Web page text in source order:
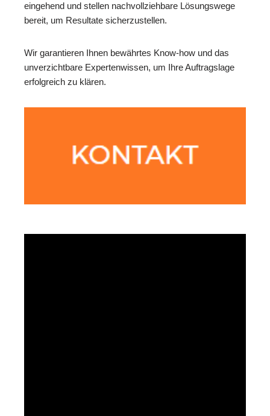
eingehend und stellen nachvollziehbare Lösungswege
bereit, um Resultate sicherzustellen.
Wir garantieren Ihnen bewährtes Know-how und das
unverzichtbare Expertenwissen, um Ihre Auftragslage
erfolgreich zu klären.